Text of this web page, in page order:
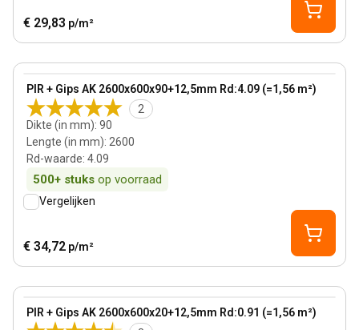
€ 29,83 p/m²
PIR + Gips AK 2600x600x90+12,5mm Rd:4.09 (=1,56 m²)
2
Dikte (in mm): 90
Lengte (in mm): 2600
Rd-waarde: 4.09
500+ stuks op voorraad
View product
Vergelijken
€ 34,72 p/m²
PIR + Gips AK 2600x600x20+12,5mm Rd:0.91 (=1,56 m²)
View product